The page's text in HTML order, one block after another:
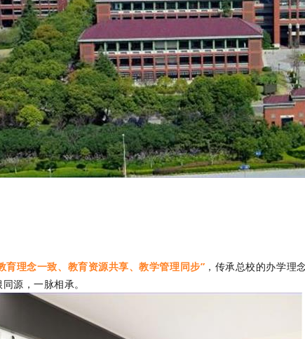
育理念一致、教育资源共享、教学管理同步” ，传承总校的办学理
源，一脉相承。